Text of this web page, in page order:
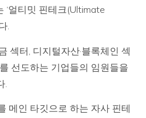
‘얼티밋 핀테크(Ultimate
.
섹터, 디지털자산·블록체인 섹
선도하는 기업들의 임원들을
.
메인 타깃으로 하는 자사 핀테